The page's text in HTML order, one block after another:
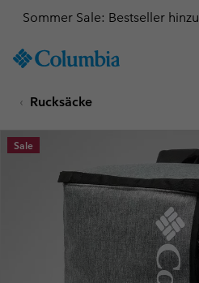
TO
SKIP
MAIN
NAV
SKIP
SEARCH
Sommer Sale: Bestseller
Rucksäcke
Sale